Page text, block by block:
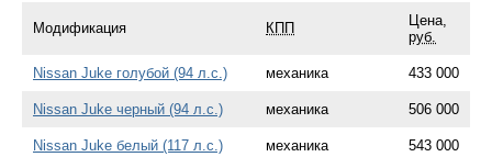
Модификация КПП
Цена,
руб.
Nissan Juke голубой (94 л.с.) механика 433 000
Nissan Juke черный (94 л.с.) механика 506 000
Nissan Juke белый (117 л.с.) механика 543 000